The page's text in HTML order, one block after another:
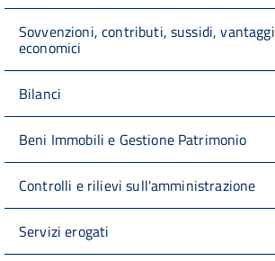
Sovvenzioni, contributi, sussidi, vantaggi
economici
Bilanci
Beni Immobili e Gestione Patrimonio
Controlli e rilievi sull'amministrazione
Servizi erogati